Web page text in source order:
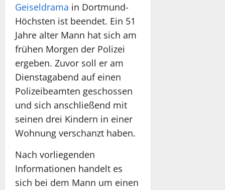
Geiseldrama in Dortmund-
Höchsten ist beendet. Ein 51
Jahre alter Mann hat sich am
frühen Morgen der Polizei
ergeben. Zuvor soll er am
Dienstagabend auf einen
Polizeibeamten geschossen
und sich anschließend mit
seinen drei Kindern in einer
Wohnung verschanzt haben.
Nach vorliegenden
Informationen handelt es
sich bei dem Mann um einen